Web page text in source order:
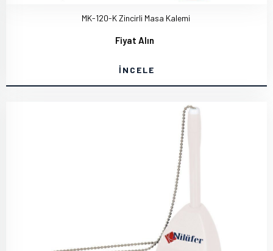
MK-120-K Zincirli Masa Kalemi
Fiyat Alın
İNCELE